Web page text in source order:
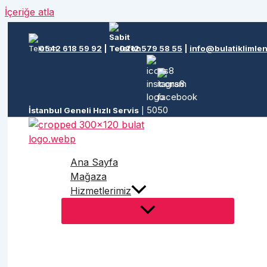
İçeriğe atla
0542 618 59 92 0212 579 58 55
İstanbul Geneli Hızlı Servis
Ana Sayfa
Mağaza
Hizmetlerimiz